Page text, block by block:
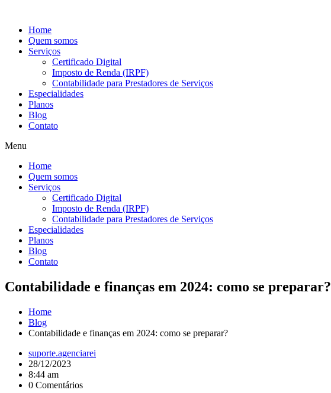
conteúdo
Home
Quem somos
Serviços
Certificado Digital
Imposto de Renda (IRPF)
Contabilidade para Prestadores de Serviços
Especialidades
Planos
Blog
Contato
Menu
Home
Quem somos
Serviços
Certificado Digital
Imposto de Renda (IRPF)
Contabilidade para Prestadores de Serviços
Especialidades
Planos
Blog
Contato
Contabilidade e finanças em 2024: como se preparar?
Home
Blog
Contabilidade e finanças em 2024: como se preparar?
suporte.agenciarei
28/12/2023
8:44 am
0 Comentários